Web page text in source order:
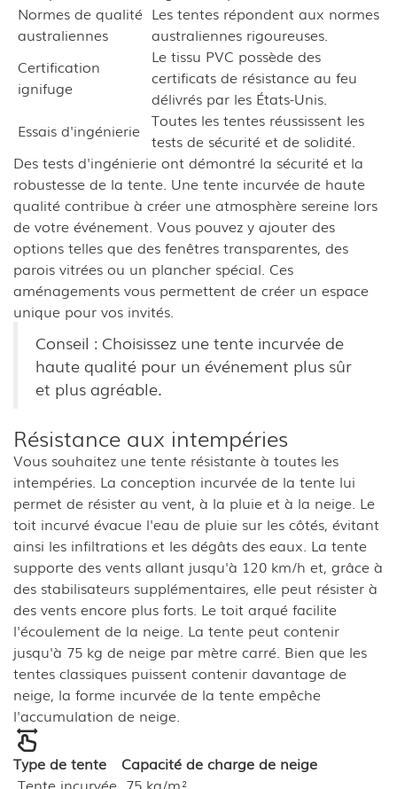
Normes de qualité
australiennes
Les tentes répondent aux normes
australiennes rigoureuses.
Certification
ignifuge
Le tissu PVC possède des
certificats de résistance au feu
délivrés par les États-Unis.
Essais d'ingénierie Toutes les tentes réussissent les
tests de sécurité et de solidité.
Des tests d'ingénierie ont démontré la sécurité et la
robustesse de la tente. Une tente incurvée de haute
qualité contribue à créer une atmosphère sereine lors
de votre événement. Vous pouvez y ajouter des
options telles que des fenêtres transparentes, des
parois vitrées ou un plancher spécial. Ces
aménagements vous permettent de créer un espace
unique pour vos invités.
Conseil : Choisissez une tente incurvée de
haute qualité pour un événement plus sûr
et plus agréable.
Résistance aux intempéries
Vous souhaitez une tente résistante à toutes les
intempéries. La conception incurvée de la tente lui
permet de résister au vent, à la pluie et à la neige. Le
toit incurvé évacue l'eau de pluie sur les côtés, évitant
ainsi les infiltrations et les dégâts des eaux. La tente
supporte des vents allant jusqu'à 120 km/h et, grâce à
des stabilisateurs supplémentaires, elle peut résister à
des vents encore plus forts. Le toit arqué facilite
l'écoulement de la neige. La tente peut contenir
jusqu'à 75 kg de neige par mètre carré. Bien que les
tentes classiques puissent contenir davantage de
neige, la forme incurvée de la tente empêche
l'accumulation de neige.
Type de tente
Capacité de charge de neige
Tente incurvée 75 kg/m²